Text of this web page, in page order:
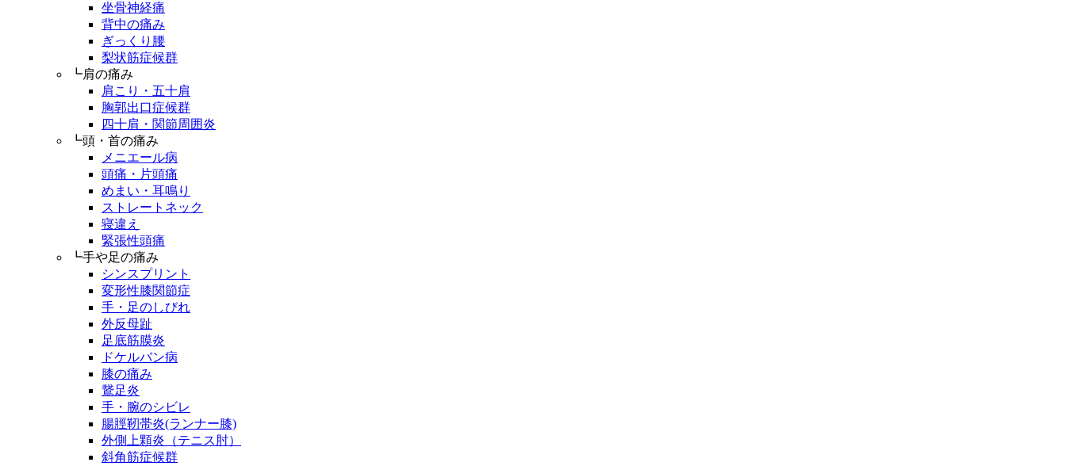
坐骨神経痛
背中の痛み
ぎっくり腰
梨状筋症候群
┗肩の痛み
肩こり・五十肩
胸郭出口症候群
四十肩・関節周囲炎
┗頭・首の痛み
メニエール病
頭痛・片頭痛
めまい・耳鳴り
ストレートネック
寝違え
緊張性頭痛
┗手や足の痛み
シンスプリント
変形性膝関節症
手・足のしびれ
外反母趾
足底筋膜炎
ドケルバン病
膝の痛み
鵞足炎
手・腕のシビレ
腸脛靭帯炎(ランナー膝)
外側上顆炎（テニス肘）
斜角筋症候群